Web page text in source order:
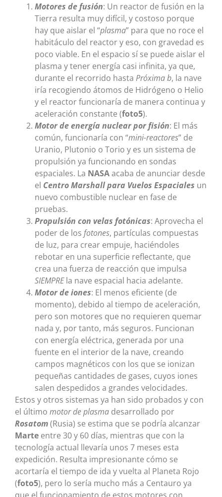
Motores de fusión: Un reactor de fusión en la
Tierra resulta muy difícil, y costoso porque
hay que aislar el “plasma” para que no roce el
habitáculo del reactor y eso, con gravedad es
poco viable. En el espacio sí se puede aislar el
plasma y tener energía casi infinita, ya que,
durante el recorrido hasta Próxima b, la nave
iría recogiendo átomos de Hidrógeno o Helio
y el reactor funcionaría de manera continua y
aceleración constante (foto5).
Motor de energía nuclear por fisión: El más
común, funcionaría con “mini-reactores” de
Uranio, Plutonio o Torio y es un sistema de
propulsión ya funcionando en sondas
espaciales. La NASAacaba de anunciar desde
el Centro Marshall para Vuelos Espaciales un
nuevo combustible nuclear en fase de
pruebas.
Propulsión con velas fotónicas: Aprovecha el
poder de los fotones, partículas compuestas
de luz, para crear empuje, haciéndoles
rebotar en una superficie reflectante, que
crea una fuerza de reacción que impulsa
SIEMPREla nave espacial hacia adelante.
Motor de iones: El menos eficiente (de
momento), debido al tiempo de aceleración,
pero son motores que no requieren quemar
nada y, por tanto, más seguros. Funcionan
con energía eléctrica, generada por una
fuente en el interior de la nave, creando
campos magnéticos con los que se ionizan
pequeñas cantidades de gases, cuyos iones
salen despedidos a grandes velocidades.
Estos y otros sistemas ya han sido probados y con
el último motor de plasma desarrollado por
Rosatom(Rusia) se estima que se podría alcanzar
Marte entre 30 y 60 días, mientras que con la
tecnología actual llevaría unos 7 meses esta
expedición. Resulta impresionante cómo se
acortaría el tiempo de ida y vuelta al Planeta Rojo
(foto5), pero lo sería mucho más a Centauro ya